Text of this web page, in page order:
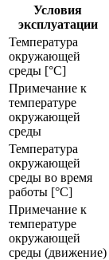
Условия
эксплуатации
Температура
окружающей
среды [°C]
Примечание к
температуре
окружающей
среды
Температура
окружающей
среды во время
работы [°C]
Примечание к
температуре
окружающей
среды (движение)